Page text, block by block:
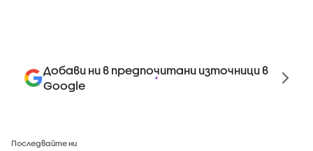
Добави ни в предпочитани източници в
Google
Последвайте ни